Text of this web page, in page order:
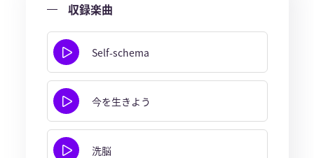
収録楽曲
Self-schema
今を生きよう
洗脳